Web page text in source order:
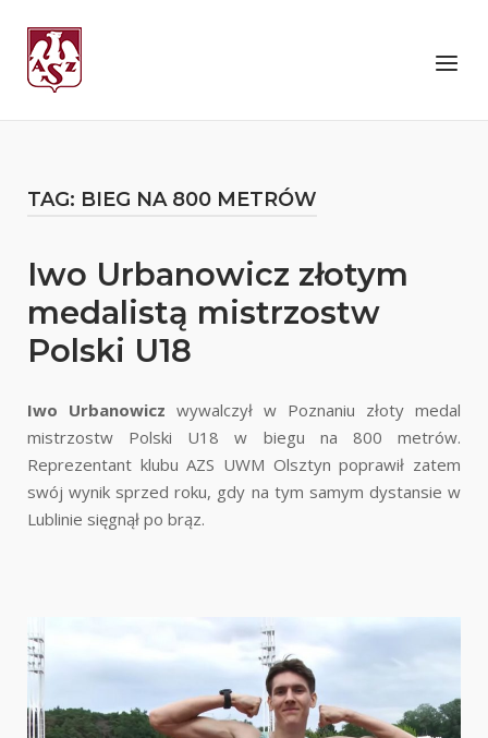
content
Home
Menu
TAG: BIEG NA 800 METRÓW
Iwo Urbanowicz złotym
medalistą mistrzostw
Polski U18
Iwo Urbanowicz wywalczył w Poznaniu złoty medal
mistrzostw Polski U18 w biegu na 800 metrów.
Reprezentant klubu AZS UWM Olsztyn poprawił zatem
swój wynik sprzed roku, gdy na tym samym dystansie w
Lublinie sięgnął po brąz.